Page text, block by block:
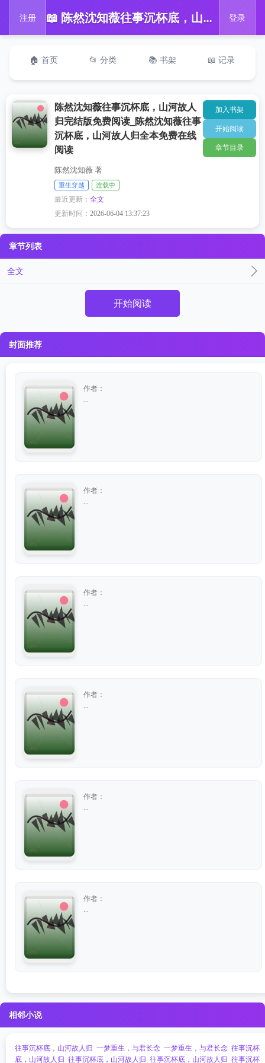
注册 📖 陈然沈知薇往事沉杯底，山河故人归完结版免费阅读_陈然沈知薇往事沉杯底，山河故人归全本免费在线阅读 登录
🏠 首页 📂 分类 📚 书架 📖 记录
陈然沈知薇往事沉杯底，山河故人
归完结版免费阅读_陈然沈知薇往事
沉杯底，山河故人归全本免费在线
阅读
陈然沈知薇 著
重生穿越 连载中
最近更新：全文
更新时间：2026-06-04 13:37:23
加入书架
开始阅读
章节目录
章节列表
全文
开始阅读
封面推荐
作者：
作者：
作者：
作者：
作者：
作者：
相邻小说
往事沉杯底，山河故人归 一梦重生，与君长念 一梦重生，与君长念 往事沉杯
底，山河故人归 往事沉杯底，山河故人归 往事沉杯底，山河故人归 往事沉杯